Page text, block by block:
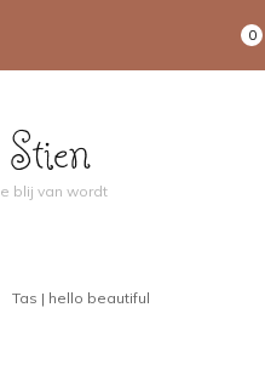
0
blij van wordt
Tas | hello beautiful